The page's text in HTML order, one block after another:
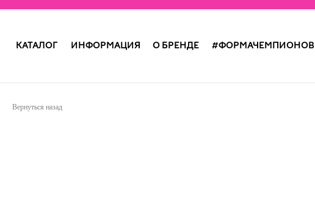
КАТАЛОГ ИНФОРМАЦИЯ О БРЕНДЕ #ФОРМАЧЕМПИОНОВ
Вернуться назад